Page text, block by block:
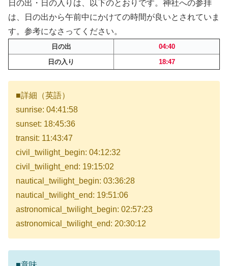
日の出・日の入りは、以下のとおりです。神社への参拝
は、日の出から午前中にかけての時間が良いとされていま
す。参考になさってください。
日の出
04:40
日の入り
18:47
■詳細（英語）
sunrise: 04:41:58
sunset: 18:45:36
transit: 11:43:47
civil_twilight_begin: 04:12:32
civil_twilight_end: 19:15:02
nautical_twilight_begin: 03:36:28
nautical_twilight_end: 19:51:06
astronomical_twilight_begin: 02:57:23
astronomical_twilight_end: 20:30:12